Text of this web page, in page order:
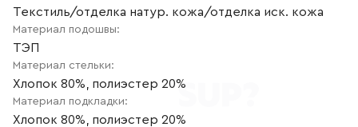
Текстиль/отделка натур. кожа/отделка иск. кожа
Материал подошвы:
ТЭП
Материал стельки:
Хлопок 80%, полиэстер 20%
Материал подкладки:
Хлопок 80%, полиэстер 20%